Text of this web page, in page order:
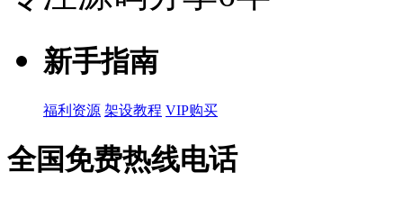
新手指南
福利资源 架设教程 VIP购买
全国免费热线电话